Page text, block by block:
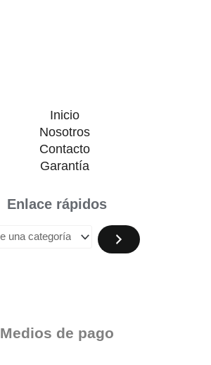
Inicio
Nosotros
Contacto
Garantía
Enlace rápidos
Medios de pago